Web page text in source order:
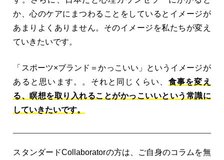
か、心のケアにまつわることをしているとイメージが
あまりよくありません。そのイメージを私たちが変え
ていきたいです。
「スポーツ×ブランド＝かっこいい」というイメージが
あると思います。。それと同じくらい、 食事を変え
る、瞑想を取り入れることがかっこいいという常識に
していきたいです。
スタンダードCollaboratorの方は、ご自身のコラムを無